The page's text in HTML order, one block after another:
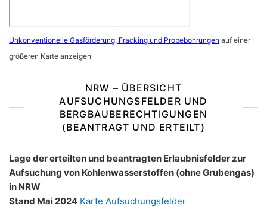
Unkonventionelle Gasförderung, Fracking und Probebohrungen auf einer
größeren Karte anzeigen
NRW – ÜBERSICHT
AUFSUCHUNGSFELDER UND
BERGBAUBERECHTIGUNGEN
(BEANTRAGT UND ERTEILT)
Lage der erteilten und beantragten Erlaubnisfelder zur
Aufsuchung von Kohlenwasserstoffen (ohne Grubengas)
in NRW
Stand Mai 2024 Karte Aufsuchungsfelder